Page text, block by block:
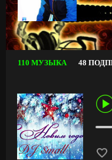
110 МУЗЫКА 48